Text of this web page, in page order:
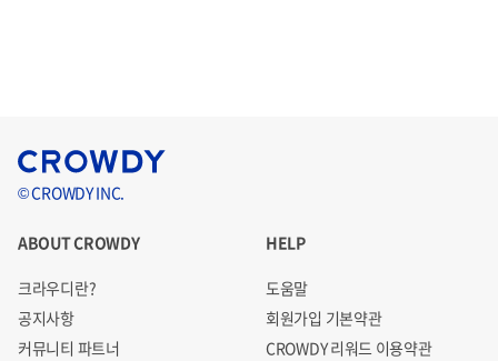
© CROWDY INC.
ABOUT CROWDY
크라우디란?
공지사항
커뮤니티 파트너
HELP
도움말
회원가입 기본약관
CROWDY 리워드 이용약관